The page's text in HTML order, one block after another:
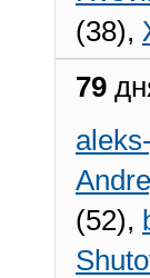
(38),
79
(52),